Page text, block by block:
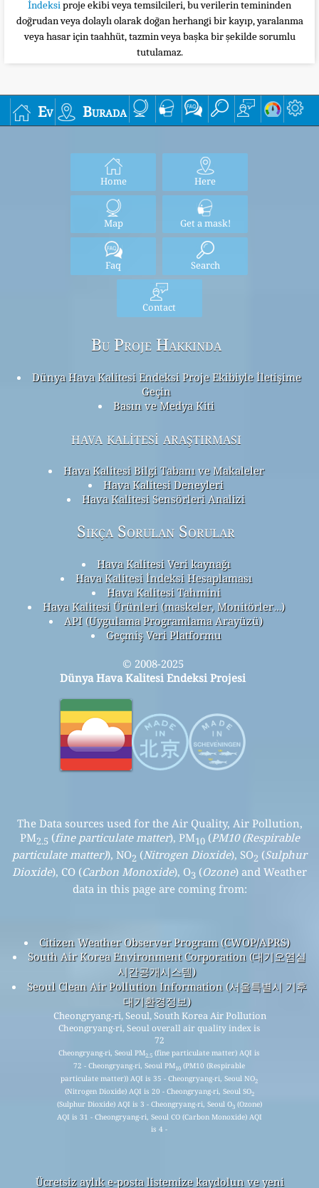
İndeksiproje ekibi veya temsilcileri, bu verilerin temininden
doğrudan veya dolaylı olarak doğan herhangi bir kayıp, yaralanma
veya hasar için taahhüt, tazmin veya başka bir şekilde sorumlu
tutulamaz.
Ev Burada
Home Here
Map Get a mask!
Faq Search
Contact
Bu Proje Hakkında
Dünya Hava Kalitesi Endeksi Proje Ekibiyle İletişime
Geçin
Basın ve Medya Kiti
hava kalitesi araştırması
Hava Kalitesi Bilgi Tabanı ve Makaleler
Hava Kalitesi Deneyleri
Hava Kalitesi Sensörleri Analizi
Sıkça Sorulan Sorular
Hava Kalitesi Veri kaynağı
Hava Kalitesi İndeksi Hesaplaması
Hava Kalitesi Tahmini
Hava Kalitesi Ürünleri (maskeler, Monitörler…)
API (Uygulama Programlama Arayüzü)
Geçmiş Veri Platformu
© 2008-2025
Dünya Hava Kalitesi Endeksi Projesi
The Data sources used for the Air Quality, Air Pollution,
PM2.5 (fine particulate matter), PM10(PM10 (Respirable
particulate matter)), NO2 (Nitrogen Dioxide), SO2 (Sulphur
Dioxide), CO (Carbon Monoxide), O3 (Ozone) and Weather
data in this page are coming from:
Citizen Weather Observer Program (CWOP/APRS)
South Air Korea Environment Corporation (대기오염실
시간공개시스템)
Seoul Clean Air Pollution Information (서울특별시 기후
대기환경정보)
Cheongryang-ri, Seoul, South Korea Air Pollution
Cheongryang-ri, Seoul overall air quality index is
72
Cheongryang-ri, Seoul PM2.5 (fine particulate matter) AQI is
72 - Cheongryang-ri, Seoul PM10 (PM10 (Respirable
particulate matter)) AQI is 35 - Cheongryang-ri, Seoul NO2
(Nitrogen Dioxide) AQI is 20 - Cheongryang-ri, Seoul SO2
(Sulphur Dioxide) AQI is 3 - Cheongryang-ri, Seoul O3(Ozone)
AQI is 31 - Cheongryang-ri, Seoul CO (Carbon Monoxide) AQI
is 4 -
Ücretsiz aylık e-posta listemize kaydolun ve yeni